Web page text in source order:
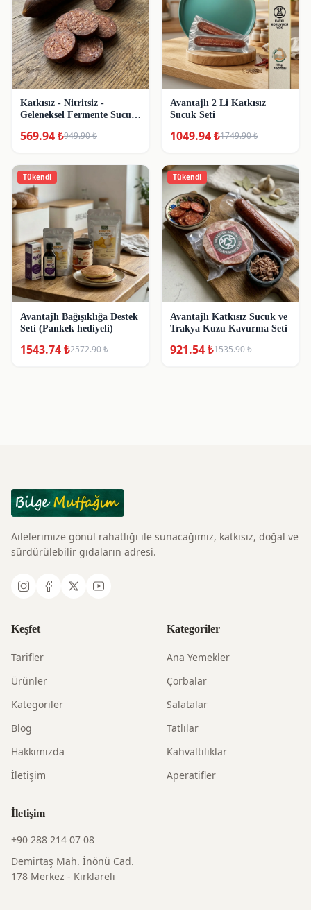
Katkısız - Nitritsiz -
Geleneksel Fermente Sucuk
569.94₺949.90₺
Avantajlı 2 Li Katkısız
Sucuk Seti
1049.94₺1749.90₺
Tükendi
Avantajlı Bağışıklığa Destek
Seti (Pankek hediyeli)
1543.74₺2572.90₺
Tükendi
Avantajlı Katkısız Sucuk ve
Trakya Kuzu Kavurma Seti
921.54₺1535.90₺
Ailelerimize gönül rahatlığı ile sunacağımız, katkısız, doğal ve
sürdürülebilir gıdaların adresi.
Keşfet
Tarifler
Ürünler
Kategoriler
Blog
Hakkımızda
İletişim
Kategoriler
Ana Yemekler
Çorbalar
Salatalar
Tatlılar
Kahvaltılıklar
Aperatifler
İletişim
+90 288 214 07 08
Demirtaş Mah. İnönü Cad.
178 Merkez - Kırklareli